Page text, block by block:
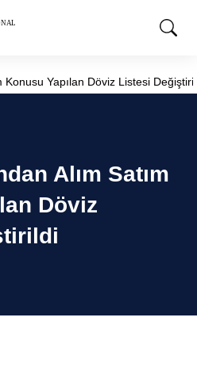
Konusu Yapılan Döviz Listesi
Alım Satım
Döviz